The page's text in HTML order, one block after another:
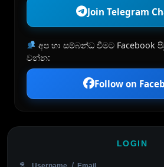
Join Telegram
අප හා සම්බන්ධ වීමට Facebook
වන්න:
Follow on
LOGIN